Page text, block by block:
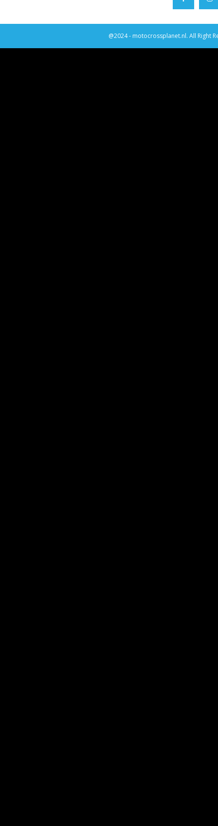
@2024 - motocrossplanet.nl. All Right